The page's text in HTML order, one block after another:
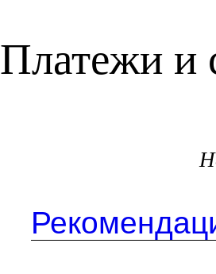
Платежи и